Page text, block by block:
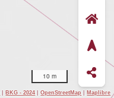
10 m
|BKG - 2024 |OpenStreetMap |Maplibre